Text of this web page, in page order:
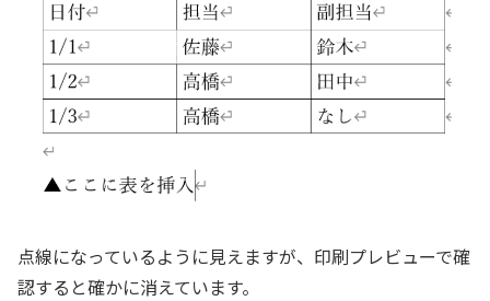
点線になっているように見えますが、印刷プレビューで確
認すると確かに消えています。